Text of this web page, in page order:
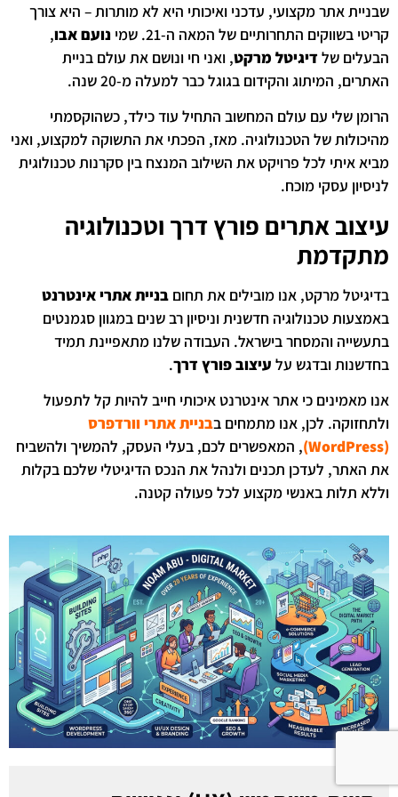
שבניית אתר מקצועי, עדכני ואיכותי היא לא מותרות – היא צורך
קריטי בשווקים התחרותיים של המאה ה-21. שמי
נועם אבו,
הבעלים של דיגיטל מרקט, ואני חי ונושם את עולם בניית
האתרים, המיתוג והקידום בגוגל כבר למעלה מ-20 שנה.
הרומן שלי עם עולם המחשוב התחיל עוד כילד, כשהוקסמתי
מהיכולות של הטכנולוגיה. מאז, הפכתי את התשוקה למקצוע, ואני
מביא איתי לכל פרויקט את השילוב המנצח בין סקרנות טכנולוגית
לניסיון עסקי מוכח.
עיצוב אתרים פורץ דרך וטכנולוגיה
מתקדמת
בדיגיטל מרקט, אנו מובילים את תחום בניית אתרי אינטרנט
באמצעות טכנולוגיה חדשנית וניסיון רב שנים במגוון סגמנטים
בתעשייה והמסחר בישראל. העבודה שלנו מתאפיינת תמיד
בחדשנות ובדגש על עיצוב פורץ דרך.
אנו מאמינים כי אתר אינטרנט איכותי חייב להיות קל לתפעול
ולתחזוקה. לכן, אנו מתמחים בבניית אתרי וורדפרס
(WordPress)
, המאפשרים לכם, בעלי העסק, להמשיך ולהשביח
את האתר, לעדכן תכנים ולנהל את הנכס הדיגיטלי שלכם בקלות
וללא תלות באנשי מקצוע לכל פעולה קטנה.